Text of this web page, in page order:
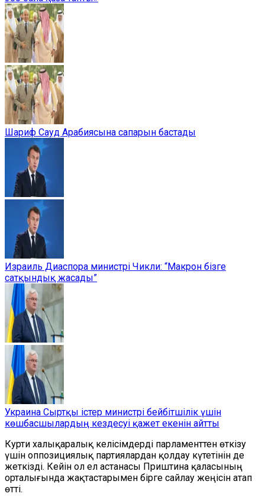
Шариф Сауд Арабиясына сапарын бастады
Израиль Диаспора министрі Чикли: “Макрон бізге
сатқындық жасады”
Украина Сыртқы істер министрі бейбітшілік үшін
көшбасшылардың кездесуі қажет екенін айтты
Курти халықаралық келісімдерді парламенттен өткізу
үшін оппозициялық партиялардан қолдау күтетінін де
жеткізді. Кейін ол ел астанасы Приштина қаласының
орталығында жақтастарымен бірге сайлау жеңісін атап
өтті.